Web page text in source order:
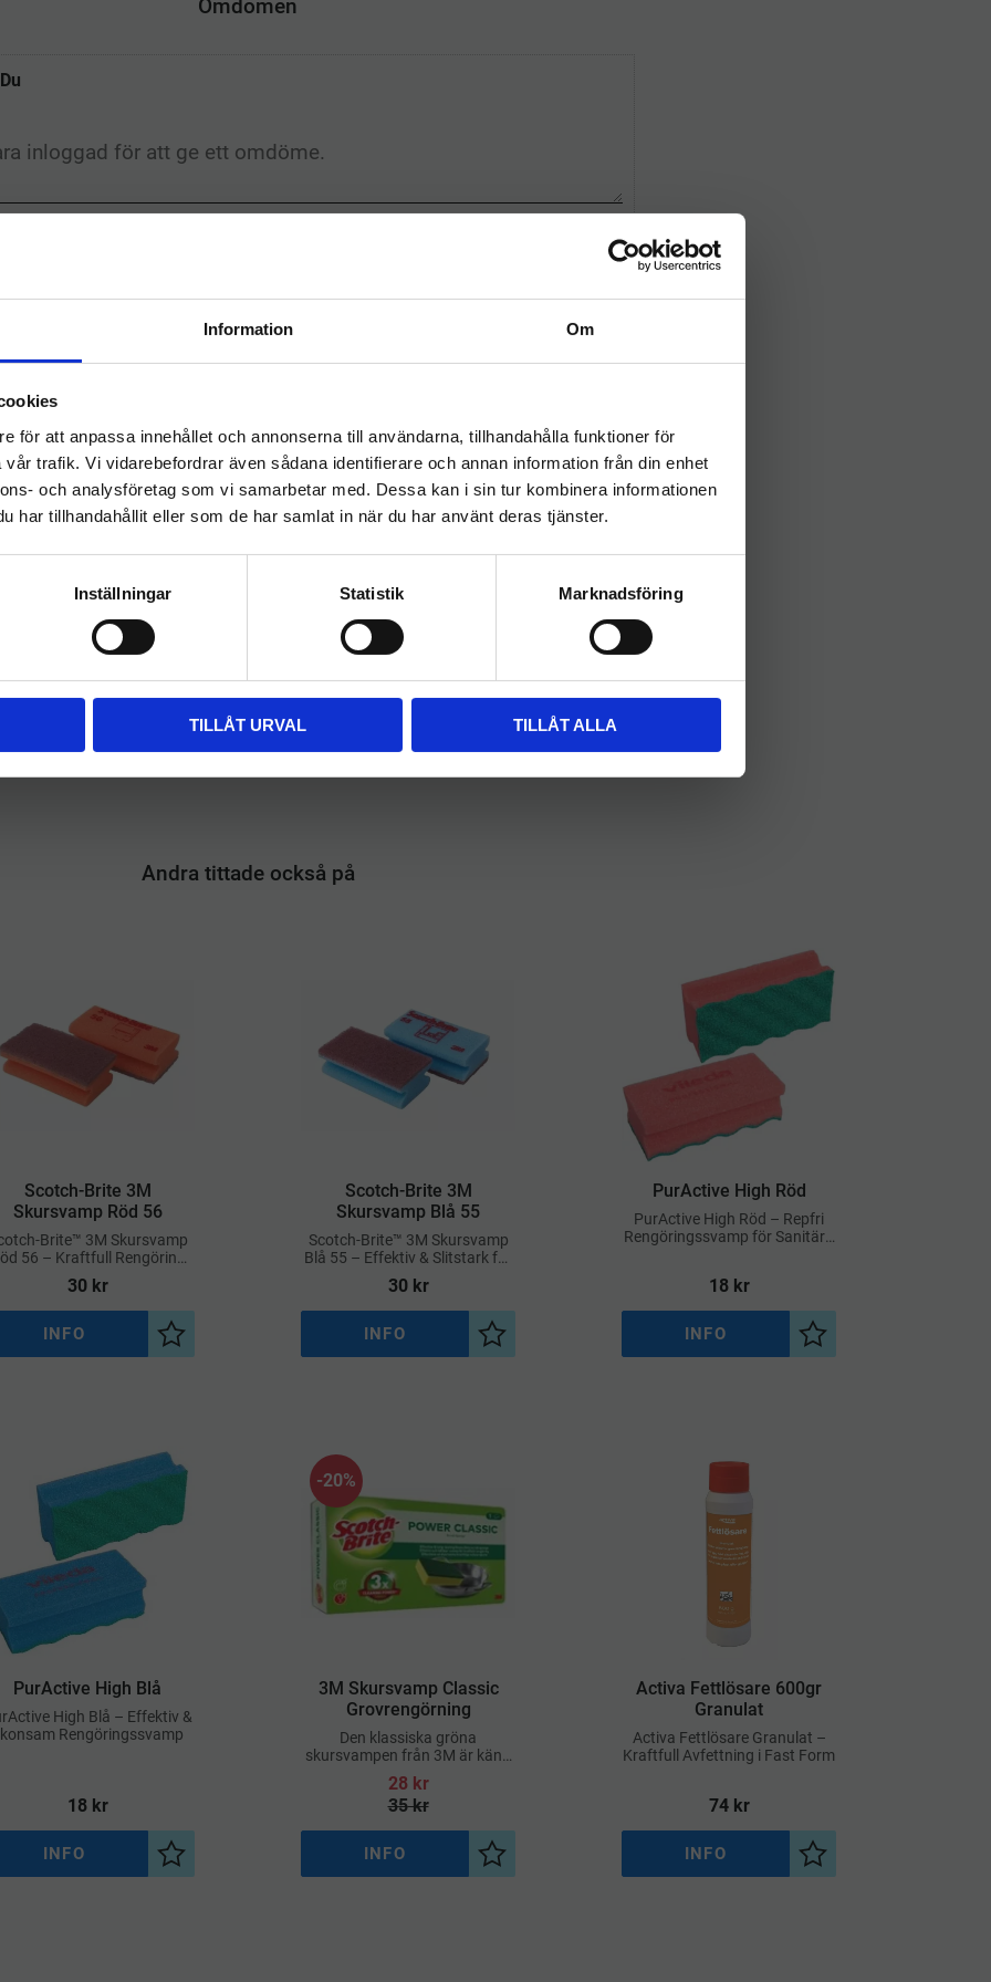
Information Om
för att anpassa innehållet och annonserna till användarna, tillhandahålla funktioner för
trafik. Vi vidarebefordrar även sådana identifierare och annan information från din enhet
och analysföretag som vi samarbetar med. Dessa kan i sin tur kombinera informationen
har tillhandahållit eller som de har samlat in när du har använt deras tjänster.
Inställningar Statistik Marknadsföring
TILLÅT URVAL TILLÅT ALLA
o
r
I
Omdömen
Du
Relaterade produkter
Andra tittade också på
​Scotch-Brite 3M
Skursvamp Röd 56
Brite™ 3M Skursvamp
56 – Kraftfull Rengöring
med Skonsam Touch
30kr
Lägg till i önskelista
INFO
​Scotch-Brite 3M
Skursvamp Blå 55
Scotch-Brite™ 3M Skursvamp
Blå 55 – Effektiv & Slitstark för
Repfri Rengöring
30kr
Lägg till i önskelista
INFO
​PurActive High Röd
PurActive High Röd – Repfri
Rengöringssvamp för Sanitära
18kr
Lägg till i önskelista
INFO
​PurActive High Blå
High Blå – Effektiv &
Rengöringssvamp
18kr
Lägg till i önskelista
INFO
​3M Skursvamp Classic
Grovrengörning
Den klassiska gröna
skursvampen från 3M är känd
för sin hållbarhet och
effektivitet
28kr
35kr
20%
Lägg till i önskelista
INFO
​Activa Fettlösare 600gr
Granulat
Activa Fettlösare Granulat –
Kraftfull Avfettning i Fast Form
74kr
Lägg till i önskelista
INFO
hygieneleeds.se
Vill du handla som företag eller privatperson?
FÖRETAG
Priser visas exkl. moms
PRIVAT
Priser visas inkl. moms